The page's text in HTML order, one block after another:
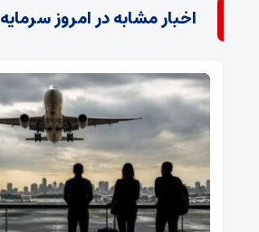
اخبار مشابه در امروز سرمایه